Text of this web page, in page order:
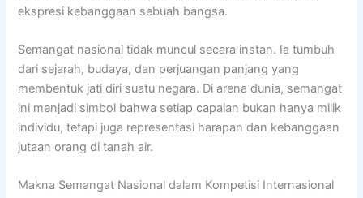
ekspresi kebanggaan sebuah bangsa.
Semangat nasional tidak muncul secara instan. Ia tumbuh
dari sejarah, budaya, dan perjuangan panjang yang
membentuk jati diri suatu negara. Di arena dunia, semangat
ini menjadi simbol bahwa setiap capaian bukan hanya milik
individu, tetapi juga representasi harapan dan kebanggaan
jutaan orang di tanah air.
Makna Semangat Nasional dalam Kompetisi Internasional